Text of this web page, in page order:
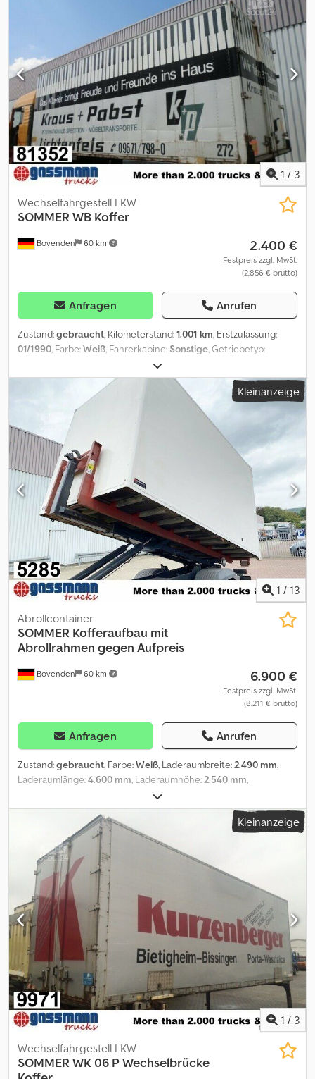
Änderungen, Zwischenverkauf und Irrtümer vorbehalten! - .
1 / 3
Bovenden 60 km
Wechselfahrgestell LKW
SOMMER WB Koffer
2.400 €
Festpreis zzgl. MwSt.
(2.856 € brutto)
Anfragen Anrufen
Zustand:gebraucht, Kilometerstand:1.001 km, Erstzulassung:
01/1990, Farbe:Weiß, Fahrerkabine:Sonstige, Getriebetyp:
6.900 mm
Laderaumhöhe:2.420 mm, Baujahr:1990, Fahrzeugstandort:
Bovenden, Portaltüren Aufbau: Möbelkoffer ZUBEHÖRANGABEN
OHNE GEWÄHR, Änderungen, Zwischenverkauf und Irrtümer
vorbehalten! Dcjdpfx Aji Rrkrsipjk - .
Kleinanzeige
1 / 13
Bovenden 60 km
Abrollcontainer
SOMMER Kofferaufbau mit
Abrollrahmen gegen Aufpreis
6.900 €
Festpreis zzgl. MwSt.
(8.211 € brutto)
Anfragen Anrufen
Zustand:gebraucht, Farbe:Weiß, Laderaumbreite: 2.490 mm,
Laderaumlänge:4.600 mm , Laderaumhöhe: 2.540 mm
, Getriebetyp:
Sonstige, Fahrzeugstandort: Bovenden, Portaltüren Aufbau:
NEUWERTIG! MEHRFACH VORHANDEN! Der hier aufgebaute
Abrollrahmen mit Koffer hat eine Gesamtlänge von ca. 4950mm &
Höhe von ca. 2800mm! Die Gesamthöhe auf einem Atego City-
Abroller beträgt ca. 3880mm! Demontage von einem Iveco 75E17
Radstand 3690mm, Rahmenbreite 840mm, mehrere Koffer von 4-
7m Länge am Lager, Abrollrahmen City oder Standart gegen ca.
2.000,- EUR Aufpreis verfügbar! In verschiedenen Maßen
erhältlich. ZUBEHÖRANGABEN OHNE GEWÄHR, Änderungen,
Zwischenverkauf und Irrtümer vorbehalten! Dcedoi Rrt Nspfx
Aipek - .
Kleinanzeige
1 / 3
Wechselfahrgestell LKW
SOMMER WK 06 P Wechselbrücke